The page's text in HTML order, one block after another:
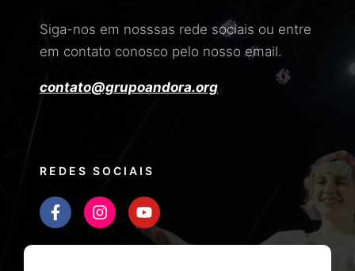
Siga-nos em nosssas rede sociais ou entre
em contato conosco pelo nosso email.
contato@grupoandora.org
REDES SOCIAIS